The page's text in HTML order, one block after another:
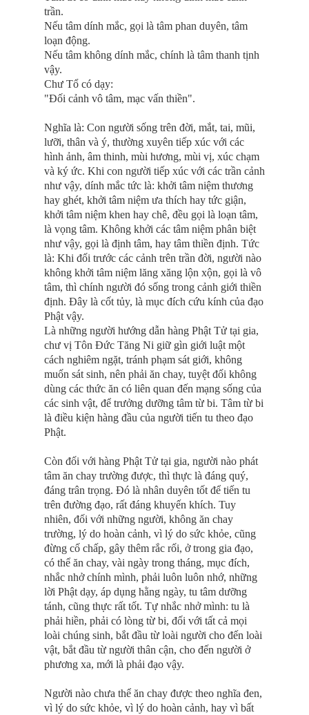
trần.
Nếu tâm dính mắc, gọi là tâm phan duyên, tâm
loạn động.
Nếu tâm không dính mắc, chính là tâm thanh tịnh
vậy.
Chư Tổ có dạy:
"Ðối cảnh vô tâm, mạc vấn thiền".
Nghĩa là: Con người sống trên đời, mắt, tai, mũi,
lưỡi, thân và ý, thường xuyên tiếp xúc với các
hình ảnh, âm thinh, mùi hương, mùi vị, xúc chạm
và ký ức. Khi con người tiếp xúc với các trần cảnh
như vậy, dính mắc tức là: khởi tâm niệm thương
hay ghét, khởi tâm niệm ưa thích hay tức giận,
khởi tâm niệm khen hay chê, đều gọi là loạn tâm,
là vọng tâm. Không khởi các tâm niệm phân biệt
như vậy, gọi là định tâm, hay tâm thiền định. Tức
là: Khi đối trước các cảnh trên trần đời, người nào
không khởi tâm niệm lăng xăng lộn xộn, gọi là vô
tâm, thì chính người đó sống trong cảnh giới thiền
định. Ðây là cốt tủy, là mục đích cứu kính của đạo
Phật vậy.
Là những người hướng dẫn hàng Phật Tử tại gia,
chư vị Tôn Ðức Tăng Ni giữ gìn giới luật một
cách nghiêm ngặt, tránh phạm sát giới, không
muốn sát sinh, nên phải ăn chay, tuyệt đối không
dùng các thức ăn có liên quan đến mạng sống của
các sinh vật, để trưởng dưỡng tâm từ bi. Tâm từ bi
là điều kiện hàng đầu của người tiến tu theo đạo
Phật.
Còn đối với hàng Phật Tử tại gia, người nào phát
tâm ăn chay trường được, thì thực là đáng quý,
đáng trân trọng. Ðó là nhân duyên tốt để tiến tu
trên đường đạo, rất đáng khuyến khích. Tuy
nhiên, đối với những người, không ăn chay
trường, lý do hoàn cảnh, vì lý do sức khỏe, cũng
đừng cố chấp, gây thêm rắc rối, ở trong gia đạo,
có thể ăn chay, vài ngày trong tháng, mục đích,
nhắc nhở chính mình, phải luôn luôn nhớ, những
lời Phật dạy, áp dụng hằng ngày, tu tâm dưỡng
tánh, cũng thực rất tốt. Tự nhắc nhở mình: tu là
phải hiền, phải có lòng từ bi, đối với tất cả mọi
loài chúng sinh, bắt đầu từ loài người cho đến loài
vật, bắt đầu từ người thân cận, cho đến người ở
phương xa, mới là phải đạo vậy.
Người nào chưa thể ăn chay được theo nghĩa đen,
vì lý do sức khỏe, vì lý do hoàn cảnh, hay vì bất